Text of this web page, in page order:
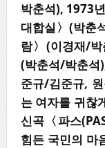
박춘석), 1973
대합실〉(박춘
람〉(이경재/박
(박춘석/박춘석
준규/김준규,
는 여자를 귀찮
신곡〈파스
힘든 국민의 마